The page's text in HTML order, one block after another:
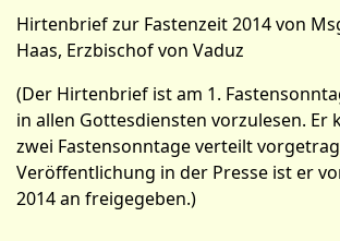
Hirtenbrief zur Fastenzeit 2014 von
Haas, Erzbischof von Vaduz
(Der Hirtenbrief ist am 1.
in allen Gottesdiensten vorzulesen. Er
zwei Fastensonntage verteilt
Veröffentlichung in der Presse ist er
2014 an freigegeben.)